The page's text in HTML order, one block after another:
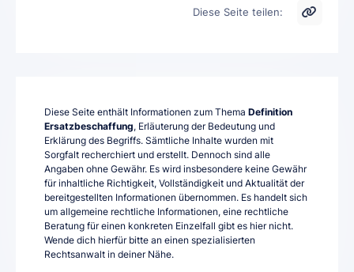
Diese Seite teilen:
Diese Seite enthält Informationen zum Thema Definition
Ersatzbeschaffung, Erläuterung der Bedeutung und
Erklärung des Begriffs. Sämtliche Inhalte wurden mit
Sorgfalt recherchiert und erstellt. Dennoch sind alle
Angaben ohne Gewähr. Es wird insbesondere keine Gewähr
für inhaltliche Richtigkeit, Vollständigkeit und Aktualität der
bereitgestellten Informationen übernommen. Es handelt sich
um allgemeine rechtliche Informationen, eine rechtliche
Beratung für einen konkreten Einzelfall gibt es hier nicht.
Wende dich hierfür bitte an einen spezialisierten
Rechtsanwalt in deiner Nähe.